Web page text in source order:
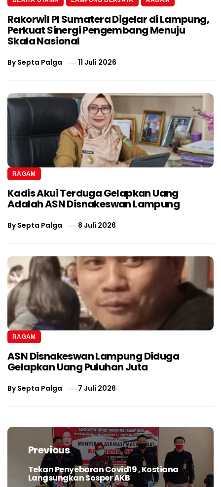
Rakorwil PI Sumatera Digelar di Lampung,
Perkuat Sinergi Pengembang Menuju
Skala Nasional
BySepta Palga 11 Juli 2026
RAGAM
Kadis Akui Terduga Gelapkan Uang
Adalah ASN Disnakeswan Lampung
BySepta Palga 8 Juli 2026
RAGAM
ASN Disnakeswan Lampung Diduga
Gelapkan Uang Puluhan Juta
BySepta Palga 7 Juli 2026
Navigasi
posPrevious
Previous
post:
Tekan Penyebaran Covid19 , Kostiana
Langsungkan Sosper AKB